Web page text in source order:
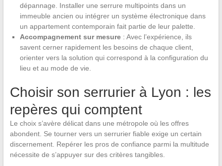
dépannage. Installer une serrure multipoints dans un
immeuble ancien ou intégrer un système électronique dans
un appartement contemporain fait partie de leur palette.
Accompagnement sur mesure: Avec l’expérience, ils
savent cerner rapidement les besoins de chaque client,
orienter vers la solution qui correspond à la configuration du
lieu et au mode de vie.
Choisir son serrurier à Lyon : les
repères qui comptent
Le choix s’avère délicat dans une métropole où les offres
abondent. Se tourner vers un serrurier fiable exige un certain
discernement. Repérer les pros de confiance parmi la multitude
nécessite de s’appuyer sur des critères tangibles.